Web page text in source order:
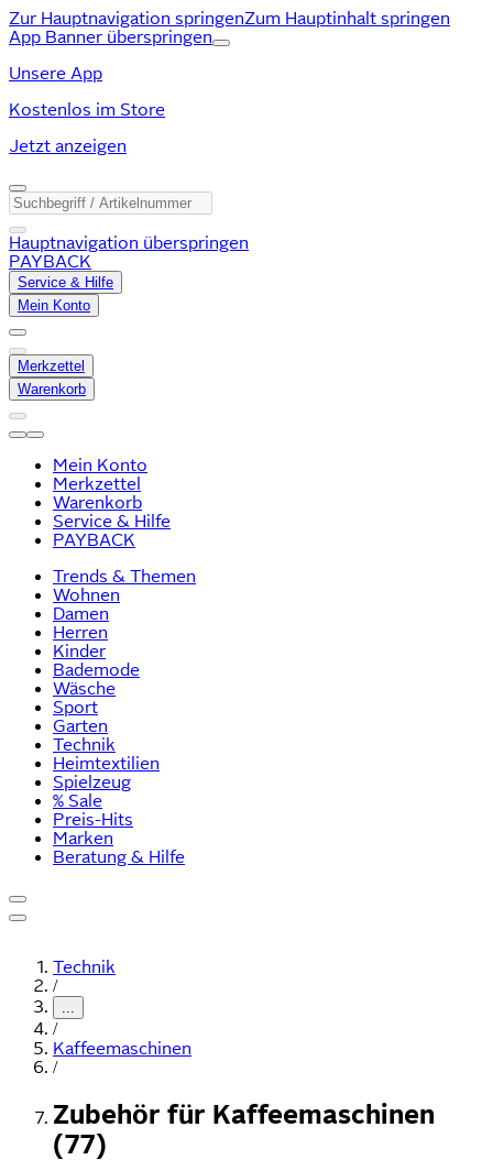
Zur Hauptnavigation springenZum Hauptinhalt springen
App Banner überspringen
Unsere App
Kostenlos im Store
Jetzt anzeigen
Hauptnavigation überspringen
PAYBACK
Service & Hilfe
Mein Konto
Merkzettel
Warenkorb
Mein Konto
Merkzettel
Warenkorb
Service & Hilfe
PAYBACK
Trends & Themen
Wohnen
Damen
Herren
Kinder
Bademode
Wäsche
Sport
Garten
Technik
Heimtextilien
Spielzeug
% Sale
Preis-Hits
Marken
Beratung & Hilfe
Technik
/
...
/
Kaffeemaschinen
/
Zubehör für Kaffeemaschinen
(77)